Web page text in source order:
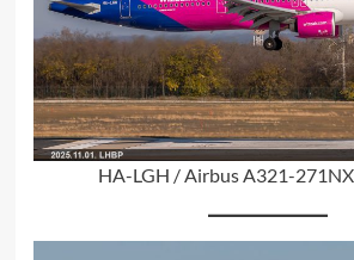
HA-LGH / Airbus A321-